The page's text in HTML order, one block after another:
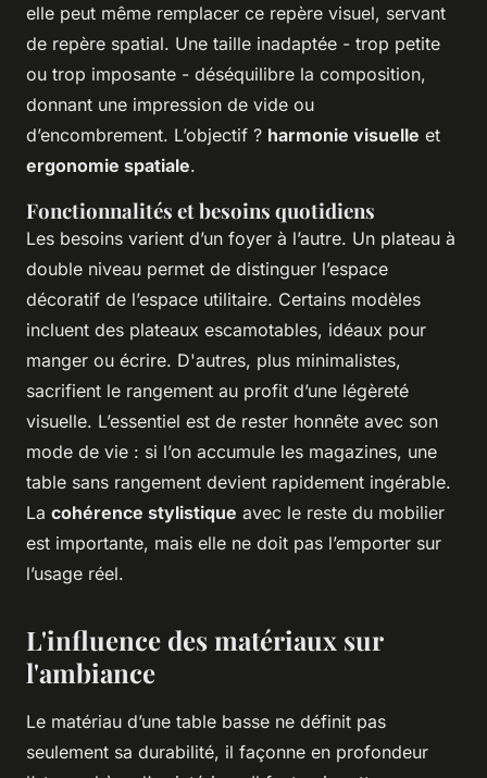
elle peut même remplacer ce repère visuel, servant
de repère spatial. Une taille inadaptée - trop petite
ou trop imposante - déséquilibre la composition,
donnant une impression de vide ou
d’encombrement. L’objectif ? harmonie visuelle et
ergonomie spatiale.
Fonctionnalités et besoins quotidiens
Les besoins varient d’un foyer à l’autre. Un plateau à
double niveau permet de distinguer l’espace
décoratif de l’espace utilitaire. Certains modèles
incluent des plateaux escamotables, idéaux pour
manger ou écrire. D'autres, plus minimalistes,
sacrifient le rangement au profit d’une légèreté
visuelle. L’essentiel est de rester honnête avec son
mode de vie : si l’on accumule les magazines, une
table sans rangement devient rapidement ingérable.
La cohérence stylistique avec le reste du mobilier
est importante, mais elle ne doit pas l’emporter sur
l’usage réel.
L'influence des matériaux sur
l'ambiance
Le matériau d’une table basse ne définit pas
seulement sa durabilité, il façonne en profondeur